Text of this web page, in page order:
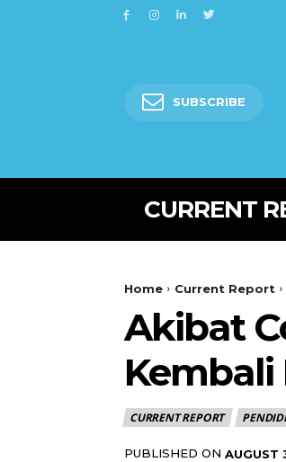
SUBSCRIBE
CURRENT
Home Current Report
Akibat
Kembali
CURRENT REPORT
PUBLISHED ON AUGUST